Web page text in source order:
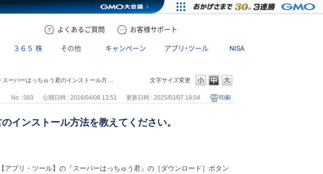
よくある ご質問 お客様サポート
３６５ 株 その他 キャンペーン アプリ・ツール NISA
文字サイズ変更
スーパーはっちゅう君のインストール方法を教えてください。
No : 560 公開日時 : 2016/04/08 13:51 更新日時 : 2025/03/07 18:04 印刷
インストール方法を教えてください。
アプリ・ツール】の『スーパーはっちゅう君』の［ダウンロード］ボタン